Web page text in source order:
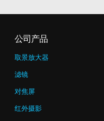
公司产品
取景放大器
滤镜
对焦屏
红外摄影